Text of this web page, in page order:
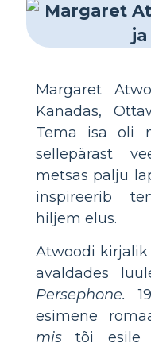
Margaret
Kanadas,
Tema isa oli
sellepärast
metsas palju
inspireerib
hiljem elus.
Atwoodi kirjalik
avaldades
Persephone.
esimene
mis tõi esile